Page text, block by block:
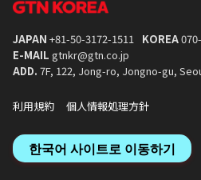
JAPAN +81-50-3172-1511 KOREA
E-MAIL gtnkr@gtn.co.jp
ADD. 7F, 122, Jong-ro, Jongno-gu,
利用規約 個人情報処理方針
한국어 사이트로 이동하기